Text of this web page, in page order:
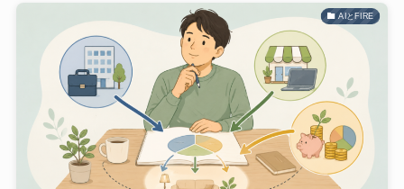
AIとFIRE